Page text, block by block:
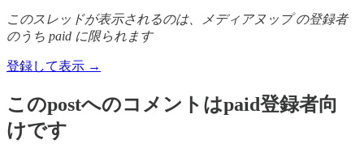
このスレッドが表示されるのは、メディアヌップ の登録者
のうち paid に限られます
登録して表示 →
このpostへのコメントはpaid登録者向
けです